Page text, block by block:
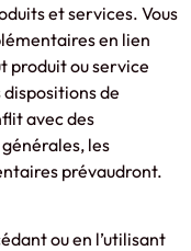
et services. Vous
en lien
produit ou service
de
avec des
les
prévaudront.
ou en l’utilisant